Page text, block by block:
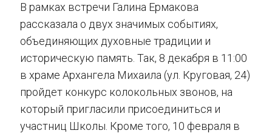
В рамках встречи Галина Ермакова
рассказала о двух значимых событиях,
объединяющих духовные традиции и
историческую память. Так, 8 декабря в 11:00
в храме Архангела Михаила (ул. Круговая, 24)
пройдет конкурс колокольных звонов, на
который пригласили присоединиться и
участниц Школы. Кроме того, 10 февраля в